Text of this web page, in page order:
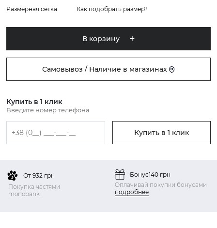
Размерная сетка Как подобрать размер?
В корзину
Самовывоз / Наличие в магазинах
Купить в 1 клик
Введите номер телефона
Купить в 1 клик
От 932 грн
Покупка частями
monobank
Бонус140 грн
Оплачивай покупки бонусами
подробнее